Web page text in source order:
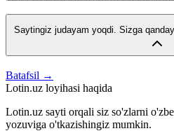
Saytingiz judayam yoqdi. Sizga
Batafsil →
Lotin.uz loyihasi haqida
Lotin.uz sayti orqali siz so'zlarni
yozuviga o'tkazishingiz mumkin.